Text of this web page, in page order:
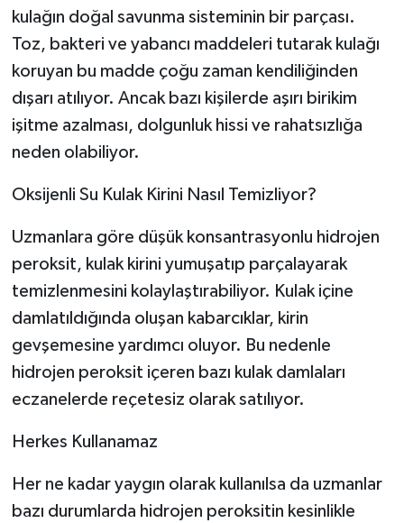
kulağın doğal savunma sisteminin bir parçası.
Toz, bakteri ve yabancı maddeleri tutarak kulağı
koruyan bu madde çoğu zaman kendiliğinden
dışarı atılıyor. Ancak bazı kişilerde aşırı birikim
işitme azalması, dolgunluk hissi ve rahatsızlığa
neden olabiliyor.
Oksijenli Su Kulak Kirini Nasıl Temizliyor?
Uzmanlara göre düşük konsantrasyonlu hidrojen
peroksit, kulak kirini yumuşatıp parçalayarak
temizlenmesini kolaylaştırabiliyor. Kulak içine
damlatıldığında oluşan kabarcıklar, kirin
gevşemesine yardımcı oluyor. Bu nedenle
hidrojen peroksit içeren bazı kulak damlaları
eczanelerde reçetesiz olarak satılıyor.
Herkes Kullanamaz
Her ne kadar yaygın olarak kullanılsa da uzmanlar
bazı durumlarda hidrojen peroksitin kesinlikle